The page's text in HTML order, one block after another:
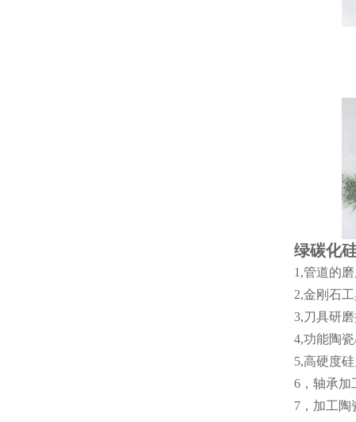
绿碳化
1,管道的
2,金刚石
3,刀具研
4,功能陶
5,高硬度
6，轴承加
7，加工陶